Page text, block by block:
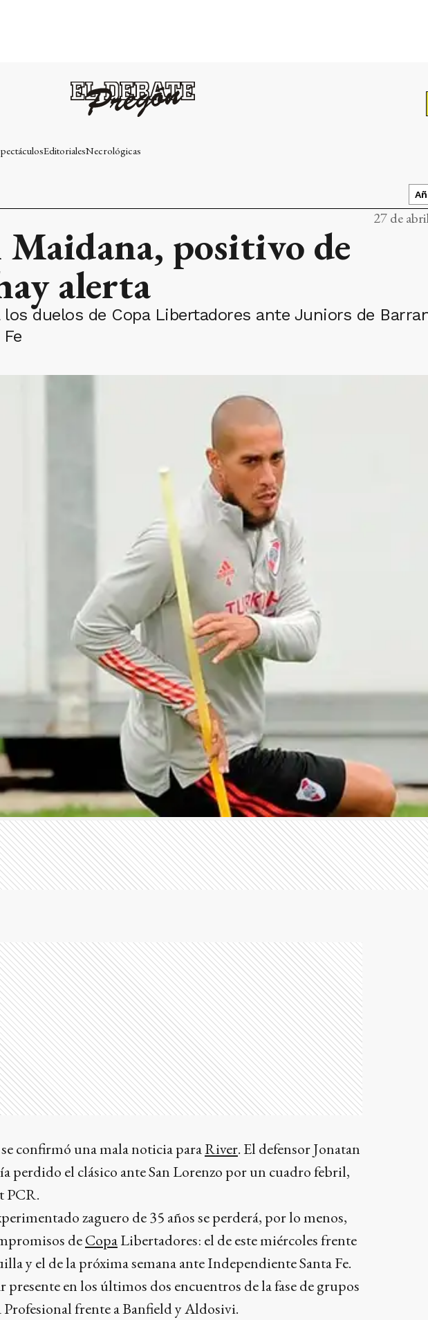
EditorialesNecrológicas
27 de
positivo de
alerta
duelos de Copa Libertadores ante Juniors de
confirmó una mala noticia paraRiver. El defensor Jonatan
perdido el clásico ante San Lorenzo por un cuadro febril,
PCR.
zaguero de 35 años se perderá, por lo menos,
deCopaLibertadores: el de este miércoles frente
y el de la próxima semana ante Independiente Santa Fe.
presente en los últimos dos encuentros de la fase de grupos
Profesional frente a Banfield y Aldosivi.